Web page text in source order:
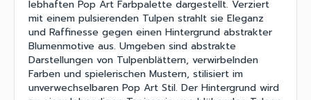
lebhaften Pop Art Farbpalette dargestellt. Verziert
mit einem pulsierenden Tulpen strahlt sie Eleganz
und Raffinesse gegen einen Hintergrund abstrakter
Blumenmotive aus. Umgeben sind abstrakte
Darstellungen von Tulpenblättern, verwirbelnden
Farben und spielerischen Mustern, stilisiert im
unverwechselbaren Pop Art Stil. Der Hintergrund wird